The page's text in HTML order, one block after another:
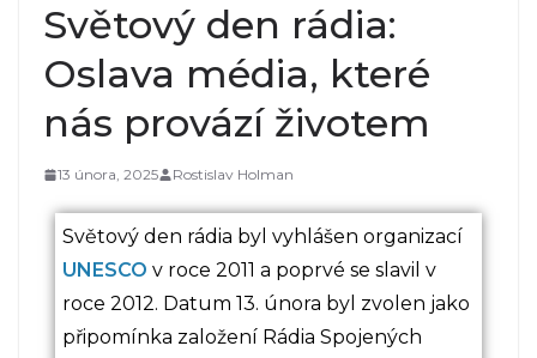
Světový den rádia:
Oslava média, které
nás provází životem
13 února, 2025 Rostislav Holman
Světový den rádia byl vyhlášen organizací
UNESCO v roce 2011 a poprvé se slavil v
roce 2012. Datum 13. února byl zvolen jako
připomínka založení Rádia Spojených